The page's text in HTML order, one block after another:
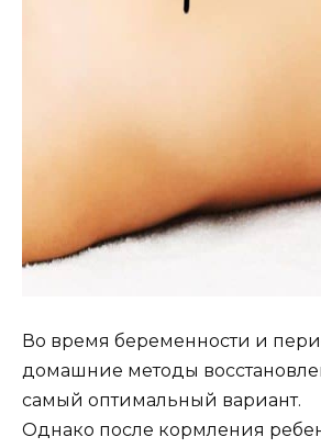
Во время беременности и
домашние методы
самый оптимальный вариант.
Однако после кормления